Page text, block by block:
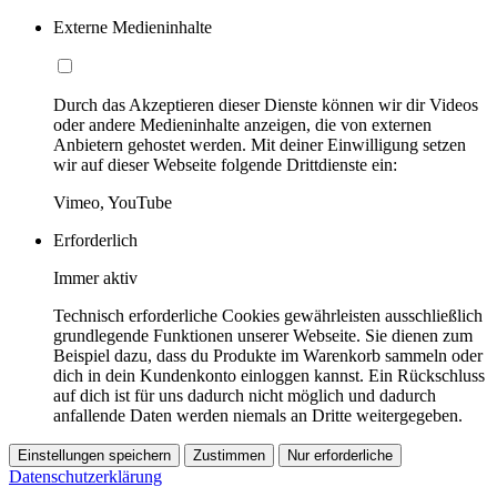
Externe Medieninhalte
Durch das Akzeptieren dieser Dienste können wir dir Videos
oder andere Medieninhalte anzeigen, die von externen
Anbietern gehostet werden. Mit deiner Einwilligung setzen
wir auf dieser Webseite folgende Drittdienste ein:
Vimeo, YouTube
Erforderlich
Immer aktiv
Technisch erforderliche Cookies gewährleisten ausschließlich
grundlegende Funktionen unserer Webseite. Sie dienen zum
Beispiel dazu, dass du Produkte im Warenkorb sammeln oder
dich in dein Kundenkonto einloggen kannst. Ein Rückschluss
auf dich ist für uns dadurch nicht möglich und dadurch
anfallende Daten werden niemals an Dritte weitergegeben.
Einstellungen speichern Zustimmen Nur erforderliche
Datenschutzerklärung